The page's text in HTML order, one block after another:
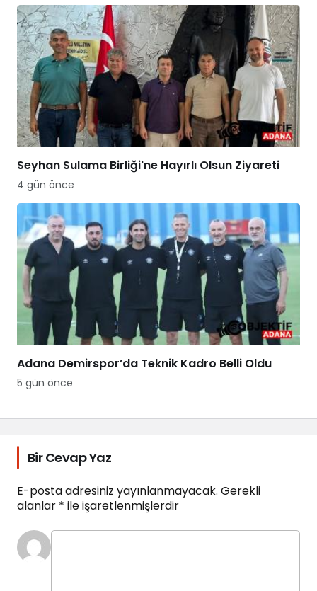
Seyhan Sulama Birliği'ne Hayırlı Olsun Ziyareti
4 gün önce
Adana Demirspor’da Teknik Kadro Belli Oldu
5 gün önce
Bir Cevap Yaz
E-posta adresiniz yayınlanmayacak. Gerekli
alanlar * ile işaretlenmişlerdir